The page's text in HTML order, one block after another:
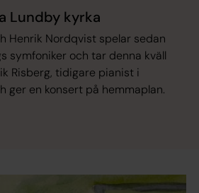
Lundby kyrka
Henrik Nordqvist spelar sedan
symfoniker och tar denna kväll
Risberg, tidigare pianist i
ger en konsert på hemmaplan.